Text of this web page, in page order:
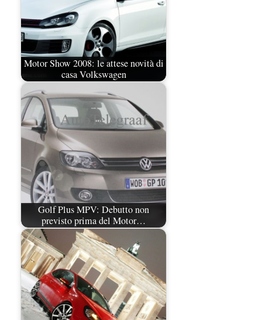
Motor Show 2008: le attese novità di
casa Volkswagen
Golf Plus MPV: Debutto non
previsto prima del Motor…